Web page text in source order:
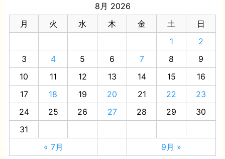
8月 2026
月
火 水 木 金 土
日
1
2
3
4 5 6 7 8
9
10
11 12 13 14 15
16
17
18 19 20 21 22
23
24
25 26 27 28 29
30
31
« 7月
9月 »